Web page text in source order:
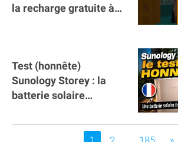
la recharge gratuite à
Test (honnête)
Sunology Storey : la
batterie solaire